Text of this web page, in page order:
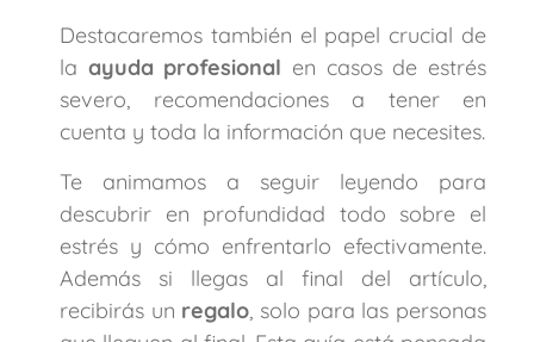
Destacaremos también el papel crucial de
la ayuda profesional en casos de estrés
severo, recomendaciones a tener en
cuenta y toda la información que necesites.
Te animamos a seguir leyendo para
descubrir en profundidad todo sobre el
estrés y cómo enfrentarlo efectivamente.
Además si llegas al final del artículo,
recibirás un regalo, solo para las personas